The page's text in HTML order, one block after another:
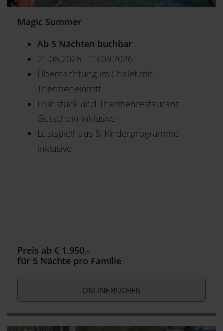
Magic Summer
Ab 5 Nächten buchbar
21.06.2026 - 13.09.2026
Übernachtung im Chalet mit
Thermeneintritt
Frühstück und Thermenrestaurant-
Gutschein inklusive
Lustspielhaus & Kinderprogramme
inklusive
Preis ab € 1.950,-
für 5 Nächte pro Familie
ONLINE BUCHEN